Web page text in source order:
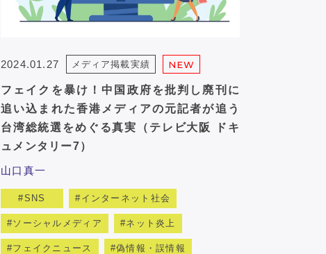
2024.01.27 メディア掲載実績 NEW
フェイクを暴け！中国政府を批判し廃刊に
追い込まれた香港メディアの元記者が追う
台湾総統選をめぐる真実（テレビ大阪 ドキ
ュメンタリー7）
山口真一
SNS インターネット社会
ソーシャルメディア ネット炎上
フェイクニュース 偽情報・誤情報